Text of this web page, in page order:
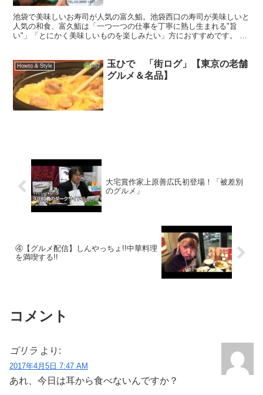
池袋で美味しいお寿司が人気の富久鮨。池袋西口の寿司が美味しいと
人気の和食、富久鮨は「一つ一つの仕事を丁寧に熟し生まれる"旨
い"」「とにかく美味しいものを楽しみたい」方におすすめです。 木
Howto & Style
玉ひで 「街ログ」【東京の老舗
グルメ＆名品】
大宅賞作家上原善広氏初登場！「被差別
のグルメ」
④【グルメ配信】しんやっちょ!!中華料理
を満喫する!!
コメント
ゴリラ より:
2017年4月5日 7:47 AM
あれ、今日は耳から食べないんですか？